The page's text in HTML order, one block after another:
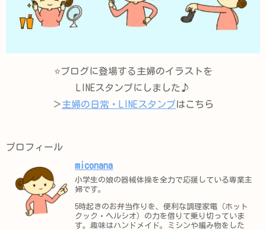
⭐️ブログに登場する主婦のイラストを
LINEスタンプにしました♪
＞主婦の日常・LINEスタンプはこちら
プロフィール
miconana
小学生の娘の器械体操を全力で応援している専業主
婦です。
5時起きのお弁当作りを、便利な調理家電（ホット
クック・ヘルシオ）の力を借りて乗り切っていま
す。趣味はハンドメイド。ミシンや編み物をした